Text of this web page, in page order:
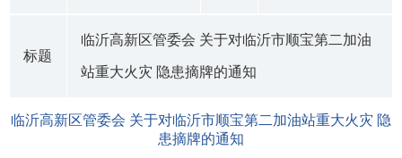
标题
临沂高新区管委会 关于对临沂市顺宝第二加油
站重大火灾 隐患摘牌的通知
临沂高新区管委会 关于对临沂市顺宝第二加油站重大火灾 隐
患摘牌的通知